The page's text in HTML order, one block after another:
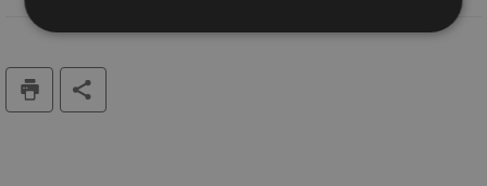
Nezbytně
soubory
Výkonové
Soubory